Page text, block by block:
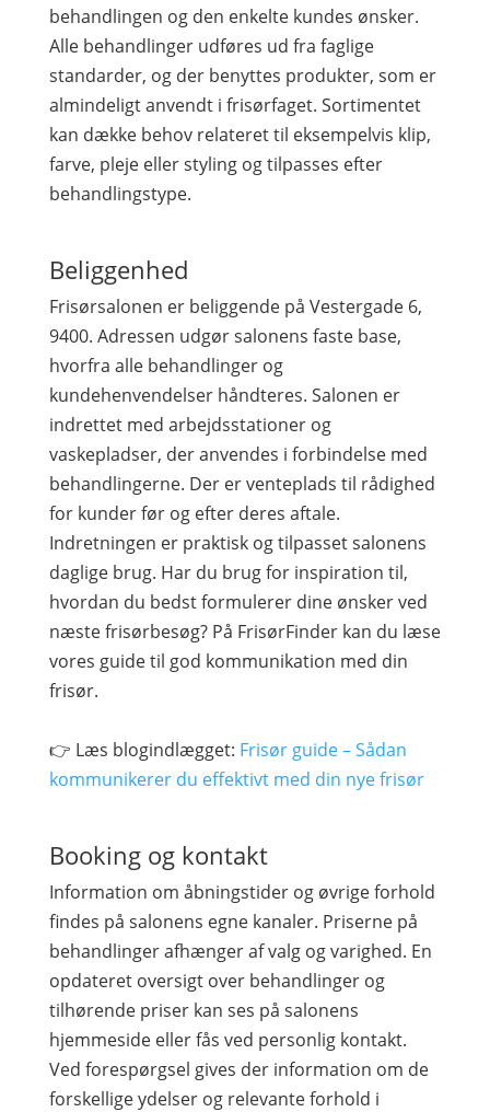
behandlingen og den enkelte kundes ønsker.
Alle behandlinger udføres ud fra faglige
standarder, og der benyttes produkter, som er
almindeligt anvendt i frisørfaget. Sortimentet
kan dække behov relateret til eksempelvis klip,
farve, pleje eller styling og tilpasses efter
behandlingstype.
Beliggenhed
Frisørsalonen er beliggende på Vestergade 6,
9400. Adressen udgør salonens faste base,
hvorfra alle behandlinger og
kundehenvendelser håndteres. Salonen er
indrettet med arbejdsstationer og
vaskepladser, der anvendes i forbindelse med
behandlingerne. Der er venteplads til rådighed
for kunder før og efter deres aftale.
Indretningen er praktisk og tilpasset salonens
daglige brug. Har du brug for inspiration til,
hvordan du bedst formulerer dine ønsker ved
næste frisørbesøg? På FrisørFinder kan du læse
vores guide til god kommunikation med din
frisør.
👉 Læs blogindlægget: Frisør guide – Sådan
kommunikerer du effektivt med din nye frisør
Booking og kontakt
Information om åbningstider og øvrige forhold
findes på salonens egne kanaler. Priserne på
behandlinger afhænger af valg og varighed. En
opdateret oversigt over behandlinger og
tilhørende priser kan ses på salonens
hjemmeside eller fås ved personlig kontakt.
Ved forespørgsel gives der information om de
forskellige ydelser og relevante forhold i